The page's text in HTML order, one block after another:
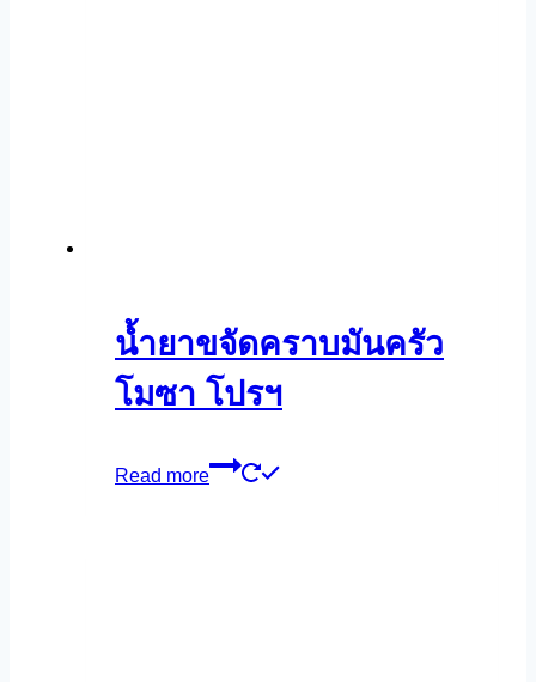
น้ำยาขจัดคราบมันครัว
โมซา โปรฯ
Read more